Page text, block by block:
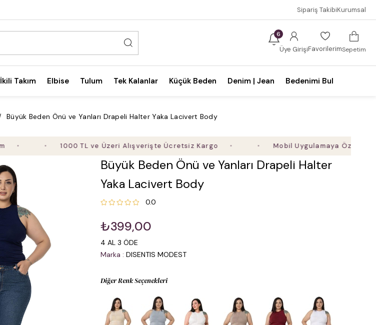
Sipariş TakibiKurumsal
6
Üye GirişiFavorilerimSepetim
İkili Takım Elbise Tulum Tek Kalanlar Küçük Beden Denim | Jean Bedenimi Bul
Büyük Beden Önü ve Yanları Drapeli Halter Yaka Lacivert Body
1000 TL ve Üzeri Alışverişte Ücretsiz Kargo Mobil Uygulamaya Özel Ek %5
Büyük Beden Önü ve Yanları Drapeli Halter
Yaka Lacivert Body
0.0
₺399,00
4 AL 3 ÖDE
Marka : DISENTIS MODEST
Diğer Renk Seçenekleri